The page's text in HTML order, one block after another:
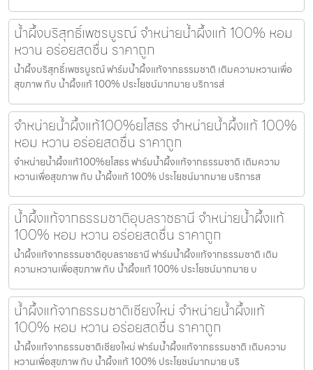
น้ำผึ้งบริสุทธิ์เพชรบูรณ์ จำหน่ายน้ำผึ้งแท้ 100% หอม
หวาน อร่อยสดชื่น ราคาถูก
น้ำผึ้งบริสุทธิ์เพชรบูรณ์ ฟาร์มน้ำผึ้งแท้จากธรรมชาติ เติมความหวานเพื่อ
สุขภาพ กับ น้ำผึ้งแท้ 100% ประโยชน์มากมาย บริการส่
จำหน่ายน้ำผึ้งแท้100%ยโสธร จำหน่ายน้ำผึ้งแท้ 100%
หอม หวาน อร่อยสดชื่น ราคาถูก
จำหน่ายน้ำผึ้งแท้100%ยโสธร ฟาร์มน้ำผึ้งแท้จากธรรมชาติ เติมความ
หวานเพื่อสุขภาพ กับ น้ำผึ้งแท้ 100% ประโยชน์มากมาย บริการส
น้ำผึ้งแท้จากธรรมชาติอุบลราชธานี จำหน่ายน้ำผึ้งแท้
100% หอม หวาน อร่อยสดชื่น ราคาถูก
น้ำผึ้งแท้จากธรรมชาติอุบลราชธานี ฟาร์มน้ำผึ้งแท้จากธรรมชาติ เติม
ความหวานเพื่อสุขภาพ กับ น้ำผึ้งแท้ 100% ประโยชน์มากมาย บ
น้ำผึ้งแท้จากธรรมชาติเชียงใหม่ จำหน่ายน้ำผึ้งแท้
100% หอม หวาน อร่อยสดชื่น ราคาถูก
น้ำผึ้งแท้จากธรรมชาติเชียงใหม่ ฟาร์มน้ำผึ้งแท้จากธรรมชาติ เติมความ
หวานเพื่อสุขภาพ กับ น้ำผึ้งแท้ 100% ประโยชน์มากมาย บริ